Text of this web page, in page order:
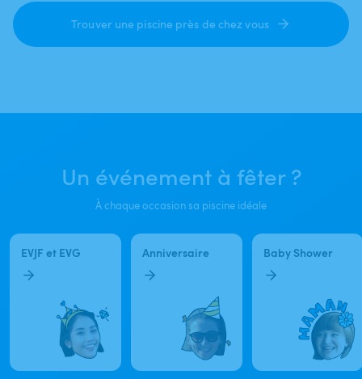
Trouver une piscine près de chez vous
Un événement à fêter ?
À chaque occasion sa piscine idéale
EVJF et EVG Anniversaire Baby Shower